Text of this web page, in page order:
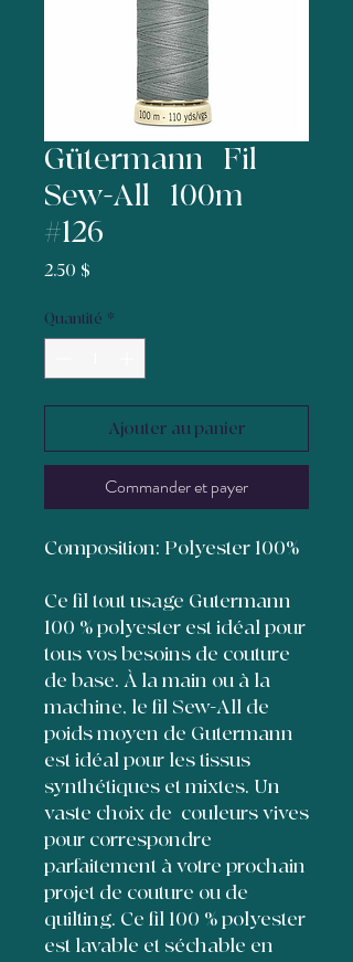
Gütermann | Fil
Sew-All | 100m |
#126 |
2,50 $
Quantité *
Ajouter au panier
Commander et payer
Composition: Polyester 100%
Ce fil tout usage Gutermann
100 % polyester est idéal pour
tous vos besoins de couture
de base. À la main ou à la
machine, le fil Sew-All de
poids moyen de Gutermann
est idéal pour les tissus
synthétiques et mixtes. Un
vaste choix de couleurs vives
pour correspondre
parfaitement à votre prochain
projet de couture ou de
quilting. Ce fil 100 % polyester
est lavable et séchable en